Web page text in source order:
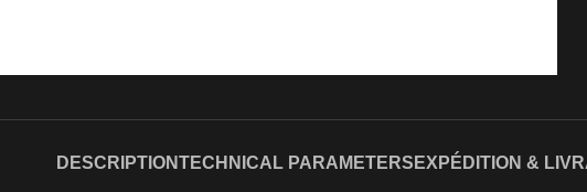
DESCRIPTIONTECHNICAL PARAMETERS EXPÉDITION &